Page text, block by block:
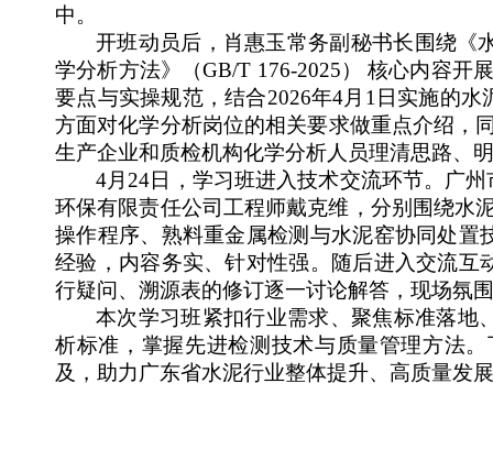
中。
开班动员后，肖惠玉常务副秘书长围绕《
学分析方法》
（GB/T 176-2025）
核心内容开
要点与实操规范， 结合2026年4月1日实施的
方面对化学分析岗位的相关要求做重点介绍，
生产企业和质检机构化学分析人员理清思路、
4月24日，学习班进入技术交流环节。广
环保有限责任公司工程师戴克维，分别围绕水
操作程序、 熟料重金属检测与水泥窑协同处置
经验，内容务实、针对性强。 随后进入交流互
行疑问 、溯源表的修订逐一讨论解答， 现场氛
本次学习班紧扣行业需求、聚焦标准落地
析标准，掌握先进检测技术与质量管理方法
及，助力广东省水泥行业整体提升、高质量发